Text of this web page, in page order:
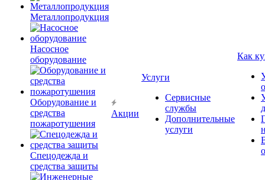
Металлопродукция
Насосное
оборудование
Оборудование и
средства
пожаротушения
Спецодежда и
средства защиты
Акции
Услуги
Сервисные
службы
Дополнительные
услуги
Как